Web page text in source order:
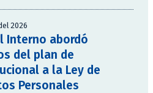
2026
Interno abordó
del plan de
a la Ley de
Personales